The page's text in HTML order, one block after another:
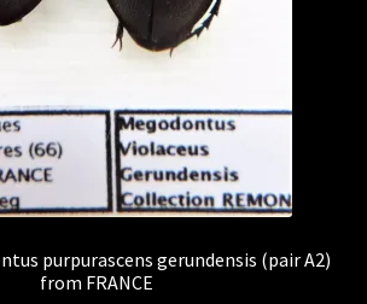
purpurascens gerundensis (pair A2)
from FRANCE